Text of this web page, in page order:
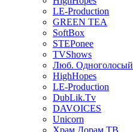
LE-Production
GREEN TEA
SoftBox
STEPonee
TVShows
Люб. Одноголосый
HighHopes
LE-Production
DubLik.Tv
DAVOICES
Unicorn
Храм Дорам ТВ